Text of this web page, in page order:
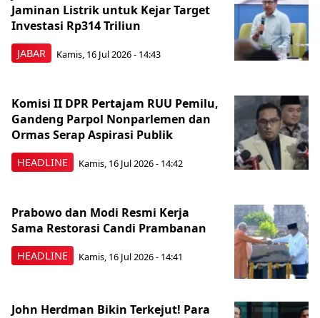
JABAR
Jaminan Listrik untuk Kejar Target
Investasi Rp314 Triliun
Kamis, 16 Jul 2026 - 14:43
HEADLINE
Komisi II DPR Pertajam RUU Pemilu,
Gandeng Parpol Nonparlemen dan
Ormas Serap Aspirasi Publik
Kamis, 16 Jul 2026 - 14:42
HEADLINE
Prabowo dan Modi Resmi Kerja
Sama Restorasi Candi Prambanan
Kamis, 16 Jul 2026 - 14:41
John Herdman Bikin Terkejut! Para